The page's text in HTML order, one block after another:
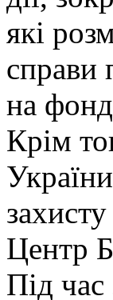
які
справи
на
Крім
Центр
Під час